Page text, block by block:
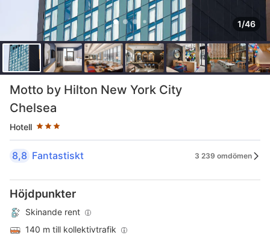
1/46
Motto by Hilton New York City
Chelsea
Hotell
Stjärnklassificering: 3 stjärnor
8,8 Fantastiskt 3 239 omdömen
Höjdpunkter
Skinande rent
140 m till kollektivtrafik